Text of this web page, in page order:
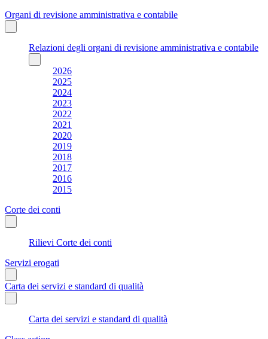
Organi di revisione amministrativa e contabile
Relazioni degli organi di revisione amministrativa e contabile
2026
2025
2024
2023
2022
2021
2020
2019
2018
2017
2016
2015
Corte dei conti
Rilievi Corte dei conti
Servizi erogati
Carta dei servizi e standard di qualità
Carta dei servizi e standard di qualità